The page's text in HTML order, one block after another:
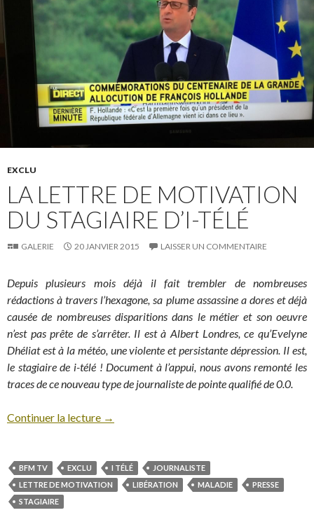
EXCLU
LA LETTRE DE MOTIVATION
DU STAGIAIRE D’I-TÉLÉ
GALERIE 20 JANVIER 2015 LAISSER UN COMMENTAIRE
Depuis plusieurs mois déjà il fait trembler de nombreuses
rédactions à travers l’hexagone, sa plume assassine a dores et déjà
causée de nombreuses disparitions dans le métier et son oeuvre
n’est pas prête de s’arrêter. Il est à Albert Londres, ce qu’Evelyne
Dhéliat est à la météo, une violente et persistante dépression. Il est,
le stagiaire de i-télé ! Document à l’appui, nous avons remonté les
traces de ce nouveau type de journaliste de pointe qualifié de 0.0.
Continuer la lecture →
BFM TV EXCLU I TÉLÉ
JOURNALISTE
LETTRE DE MOTIVATION
LIBÉRATION MALADIE
PRESSE
STAGIAIRE